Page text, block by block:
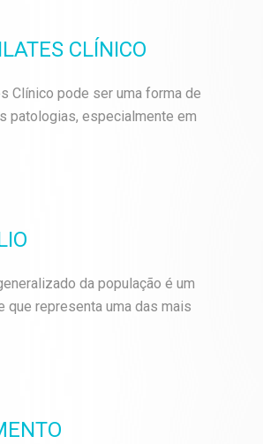
CLÍNICO
Clínico pode ser uma forma de
patologias, especialmente em
da população é um
que representa uma das mais